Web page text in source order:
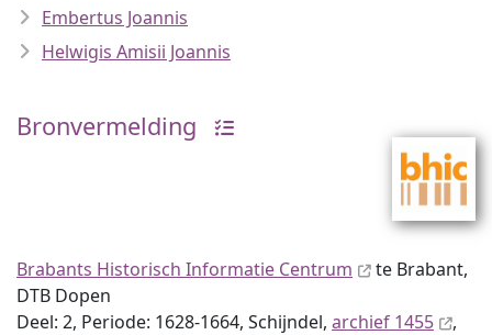
Embertus Joannis
Helwigis Amisii Joannis
Bronvermelding
Brabants Historisch Informatie Centrum
te Brabant,
DTB Dopen
Deel: 2, Periode: 1628-1664, Schijndel, archief 1455
,